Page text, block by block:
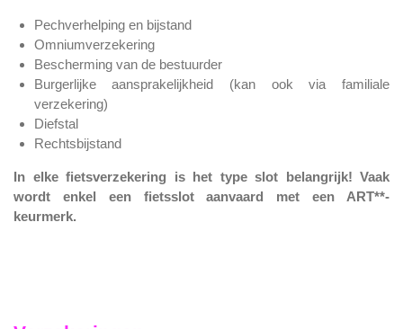
Pechverhelping en bijstand
Omniumverzekering
Bescherming van de bestuurder
Burgerlijke aansprakelijkheid (kan ook via familiale
verzekering)
Diefstal
Rechtsbijstand
In elke fietsverzekering is het type slot belangrijk! Vaak
wordt enkel een fietsslot aanvaard met een ART**-
keurmerk.